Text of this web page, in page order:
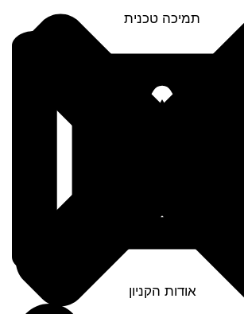
תמיכה טכנית
אודות הקניון